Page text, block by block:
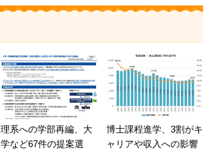
理系への学部再編、大
学など67件の提案選
博士課程進学、3割がキ
ャリアや収入への影響